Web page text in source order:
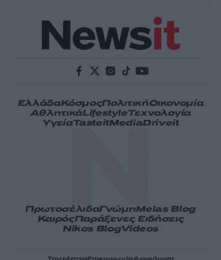
ΕλλάδαΚόσμοςΠολιτικήΟικονομία
ΑθλητικάLifestyleΤεχνολογία
ΥγείαTasteitMediaDriveit
ΠρωτοσέλιδαΓνώμηMelas Blog
ΚαιρόςΠαράξενες Ειδήσεις
Nikos BlogVideos